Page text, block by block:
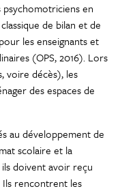
psychomotriciens en
de bilan et de
les enseignants et
(OPS, 2016). Lors
voire décès), les
des espaces de
au développement de
scolaire et la
doivent avoir reçu
rencontrent les